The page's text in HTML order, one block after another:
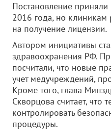
Постановление
2016 года, но клиникам
на получение лицензии.
Автором инициативы
здравоохранения РФ.
посчитали, что новые
учет медучреждений,
Кроме того, глава
Скворцова считает, что
контролировать
процедуры.